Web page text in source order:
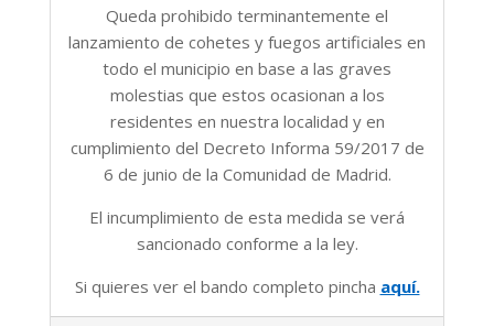
Queda prohibido terminantemente el
lanzamiento de cohetes y fuegos artificiales en
todo el municipio en base a las graves
molestias que estos ocasionan a los
residentes en nuestra localidad y en
cumplimiento del Decreto Informa 59/2017 de
6 de junio de la Comunidad de Madrid.
El incumplimiento de esta medida se verá
sancionado conforme a la ley.
Si quieres ver el bando completo pincha aquí.